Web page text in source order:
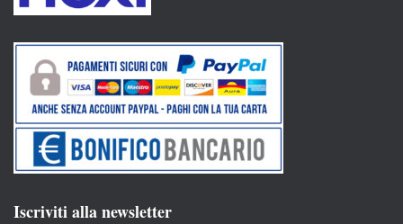
Iscriviti alla newsletter